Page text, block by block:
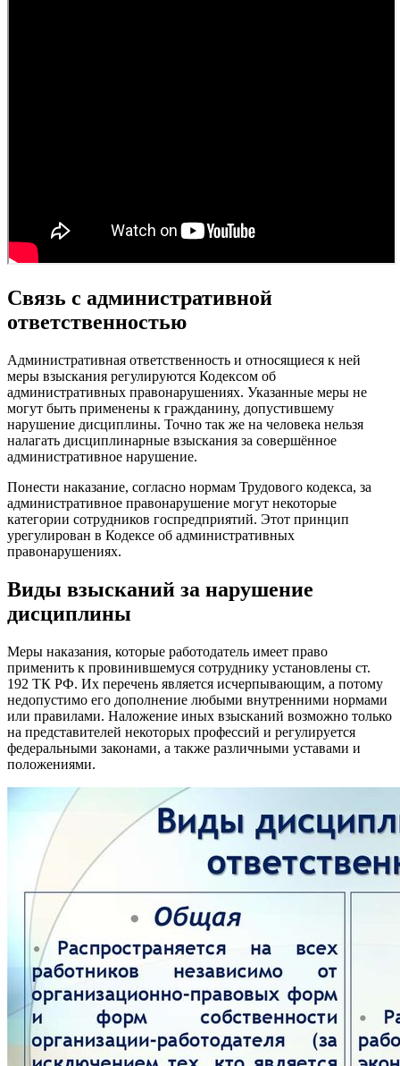
Связь с административной
ответственностью
Административная ответственность и относящиеся к ней
меры взыскания регулируются Кодексом об
административных правонарушениях. Указанные меры не
могут быть применены к гражданину, допустившему
нарушение дисциплины. Точно так же на человека нельзя
налагать дисциплинарные взыскания за совершённое
административное нарушение.
Понести наказание, согласно нормам Трудового кодекса, за
административное правонарушение могут некоторые
категории сотрудников госпредприятий. Этот принцип
урегулирован в Кодексе об административных
правонарушениях.
Виды взысканий за нарушение
дисциплины
Меры наказания, которые работодатель имеет право
применить к провинившемуся сотруднику установлены ст.
192 ТК РФ. Их перечень является исчерпывающим, а потому
недопустимо его дополнение любыми внутренними нормами
или правилами. Наложение иных взысканий возможно только
на представителей некоторых профессий и регулируется
федеральными законами, а также различными уставами и
положениями.